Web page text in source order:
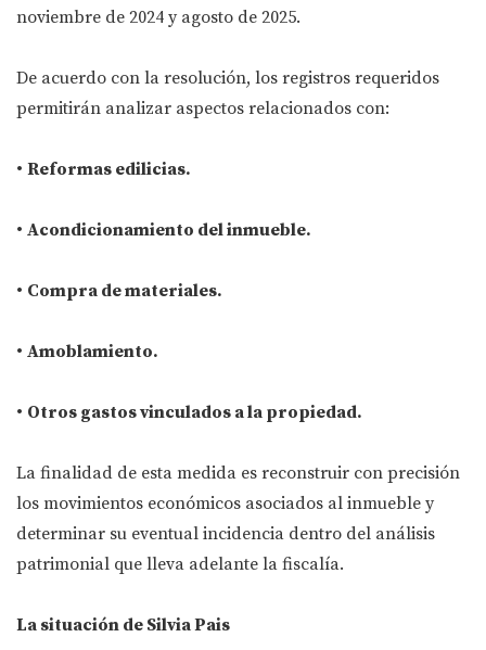
noviembre de 2024 y agosto de 2025.
De acuerdo con la resolución, los registros requeridos
permitirán analizar aspectos relacionados con:
• Reformas edilicias.
• Acondicionamiento del inmueble.
• Compra de materiales.
• Amoblamiento.
• Otros gastos vinculados a la propiedad.
La finalidad de esta medida es reconstruir con precisión
los movimientos económicos asociados al inmueble y
determinar su eventual incidencia dentro del análisis
patrimonial que lleva adelante la fiscalía.
La situación de Silvia Pais